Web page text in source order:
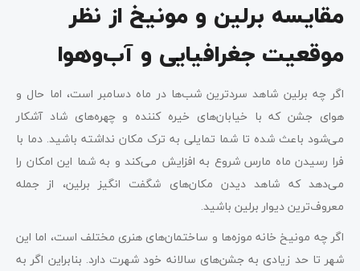
مقایسه برلین و مونیخ از نظر
موقعیت جغرافیایی و آب‌وهوا
اگر چه برلین شاهد سردترین شب‌ها در ماه دسامبر است، اما حال و
هوای جشن که با خیابان‌های خیره‌ کننده و چهره‌های شاد آشکار
می‌شود باعث شده تا شما تمایلی به ترک مکان نداشته باشید. دما با
فرا رسیدن ماه مارس شروع به افزایش می‌کند و به شما این امکان را
می‌دهد که شاهد دیدن مکان‌های شگفت انگیز برلین، از جمله
معروف‌ترین دیوار برلین باشید.
اگر چه مونیخ خانه موزه‌ها و ساختمان‌های هنری مختلف است، اما این
شهر تا حد زیادی به جشن‌های سالانه خود شهرت دارد. بنابراین اگر به